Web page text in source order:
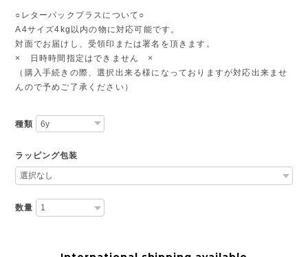
○レターパックプラスについて○
A4サイズ4kg以内の物に対応可能です。
対面でお届けし、受領印または署名を頂きます。
× 日時時間指定はできません ×
（購入手続きの際、選択出来る様になっておりますが対応出来ませ
んので予めご了承ください）
種類
ラッピング包装
数量